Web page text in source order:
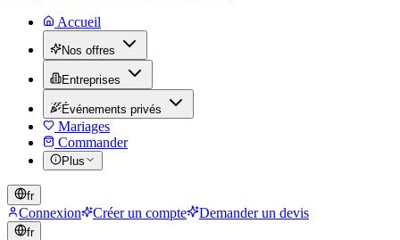
Accueil
Nos offres
Entreprises
Événements privés
Mariages
Commander
Plus
fr
Connexion Créer un compte Demander un devis
fr